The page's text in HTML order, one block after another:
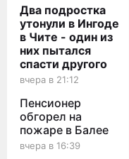
Два подростка
утонули в Ингоде
в Чите - один из
них пытался
спасти другого
вчера в 21:12
Пенсионер
обгорел на
пожаре в Балее
вчера в 16:39